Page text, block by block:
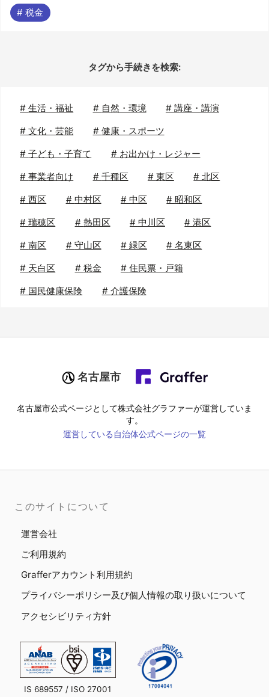
# 税金
タグから手続きを検索:
#生活・福祉 # 自然・環境 # 講座・講演
#文化・芸能 # 健康・スポーツ
#子ども・子育て # お出かけ・レジャー
#事業者向け # 千種区 # 東区 #北区
#西区 # 中村区 # 中区 # 昭和区
#瑞穂区 # 熱田区 # 中川区 #港区
#南区 # 守山区 # 緑区 #名東区
# 天白区 # 税金 # 住民票・戸籍
# 国民健康保険 # 介護保険
名古屋市
名古屋市公式ページとして株式会社グラファーが運営していま
す。
運営している自治体公式ページの一覧
このサイトについて
運営会社
ご利用規約
Grafferアカウント利用規約
プライバシーポリシー及び個人情報の取り扱いについて
アクセシビリティ方針
IS 689557 / ISO 27001